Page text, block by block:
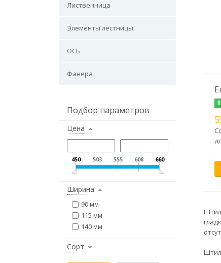
Лиственница
Элементы лестницы
ОСБ
Фанера
Подбор параметров
Цена
450 503 555 608 660
Ширина
90 мм
115 мм
140 мм
Сорт